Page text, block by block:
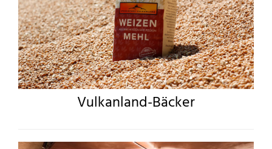
Vulkanland-Bäcker